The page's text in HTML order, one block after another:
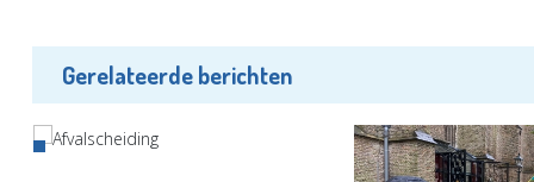
Gerelateerde berichten